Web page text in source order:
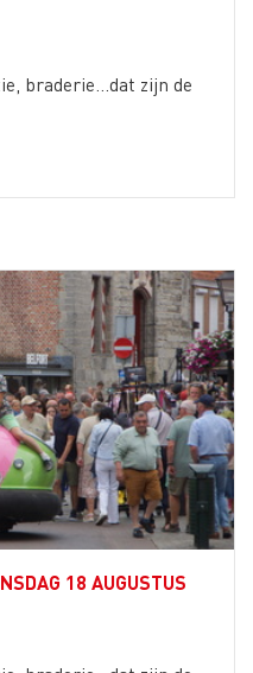
braderie...dat zijn de
18 AUGUSTUS